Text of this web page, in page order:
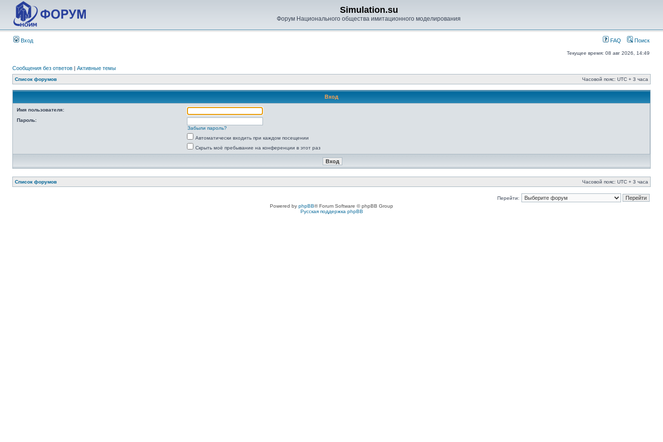
Simulation.su
Форум Национального общества имитационного моделирования
Вход FAQ Поиск
Текущее время: 08 авг 2026, 14:49
Сообщения без ответов | Активные темы
Список форумов Часовой пояс: UTC + 3 часа
Вход
Имя пользователя:
Пароль:
Забыли пароль?
Автоматически входить при каждом посещении
Скрыть моё пребывание на конференции в этот раз
Список форумов Часовой пояс: UTC + 3 часа
Перейти:
Powered by phpBB® Forum Software © phpBB Group
Русская поддержка phpBB